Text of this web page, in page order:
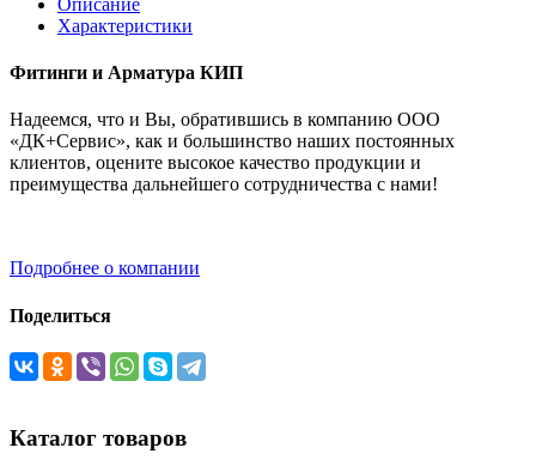
Характеристики
Фитинги и Арматура КИП
Надеемся, что и Вы, обратившись в компанию ООО
«ДК+Сервис», как и большинство наших постоянных
клиентов, оцените высокое качество продукции и
преимущества дальнейшего сотрудничества с нами!
Подробнее о компании
Поделиться
Каталог товаров